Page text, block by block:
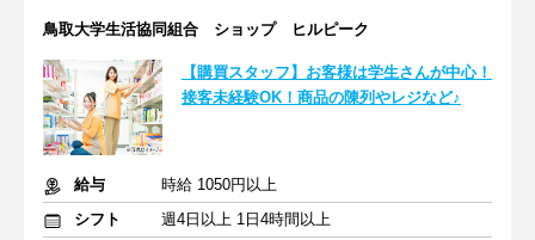
鳥取大学生活協同組合 ショップ ヒルピーク
【購買スタッフ】お客様は学生さんが中心！
接客未経験OK！商品の陳列やレジなど♪
給与
時給 1050円以上
シフト
週4日以上 1日4時間以上